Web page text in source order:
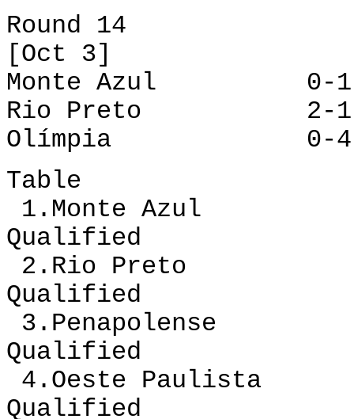
Round 14
[Oct 3]
Monte Azul 0-1
Rio Preto 2-1
Olímpia 0-4
Table
1.Monte Azul
Qualified
2.Rio Preto
Qualified
3.Penapolense
Qualified
4.Oeste Paulista
Qualified